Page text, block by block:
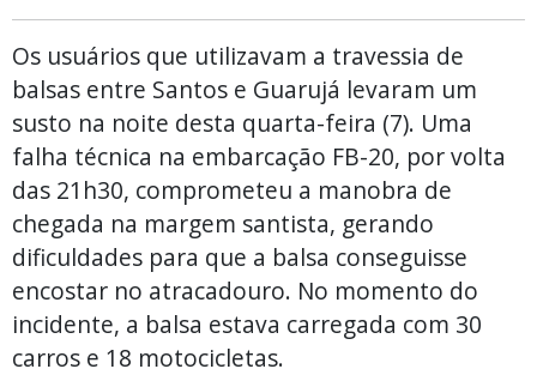
Os usuários que utilizavam a travessia de
balsas entre Santos e Guarujá levaram um
susto na noite desta quarta-feira (7). Uma
falha técnica na embarcação FB-20, por volta
das 21h30, comprometeu a manobra de
chegada na margem santista, gerando
dificuldades para que a balsa conseguisse
encostar no atracadouro. No momento do
incidente, a balsa estava carregada com 30
carros e 18 motocicletas.